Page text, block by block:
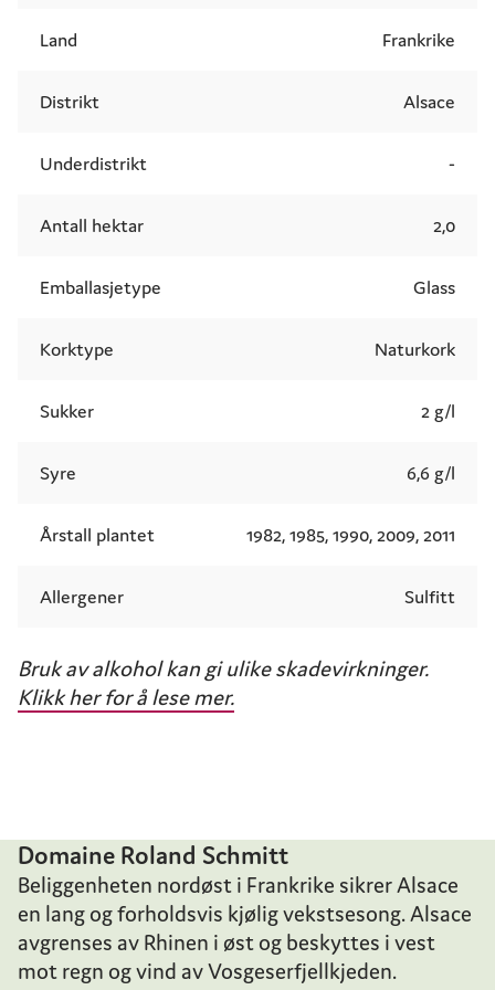
Land Frankrike
Distrikt Alsace
Underdistrikt -
Antall hektar 2,0
Emballasjetype Glass
Korktype Naturkork
Sukker 2 g/l
Syre 6,6 g/l
Årstall plantet 1982, 1985, 1990, 2009, 2011
Allergener Sulfitt
Bruk av alkohol kan gi ulike skadevirkninger.
Klikk her for å lese mer.
Domaine Roland Schmitt
Beliggenheten nordøst i Frankrike sikrer Alsace
en lang og forholdsvis kjølig vekstsesong. Alsace
avgrenses av Rhinen i øst og beskyttes i vest
mot regn og vind av Vosgeserfjellkjeden.